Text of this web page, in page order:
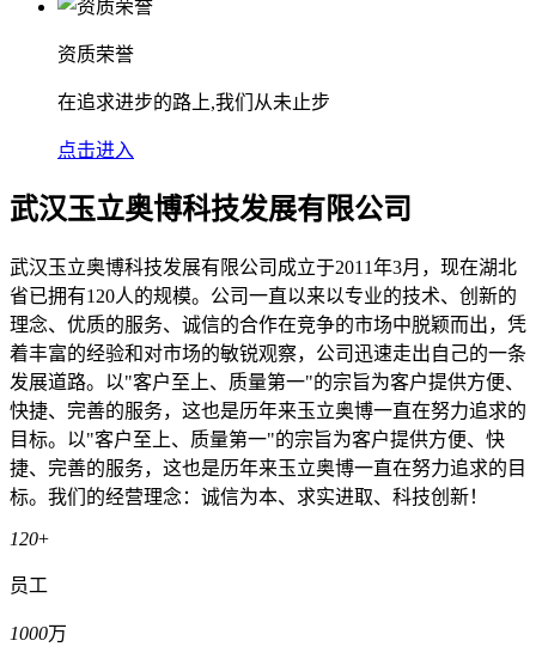
资质荣誉
在追求进步的路上,我们从未止步
点击进入
武汉玉立奥博科技发展有限公司
武汉玉立奥博科技发展有限公司成立于2011年3月，现在湖北
省已拥有120人的规模。公司一直以来以专业的技术、创新的
理念、优质的服务、诚信的合作在竞争的市场中脱颖而出，凭
着丰富的经验和对市场的敏锐观察，公司迅速走出自己的一条
发展道路。以"客户至上、质量第一"的宗旨为客户提供方便、
快捷、完善的服务，这也是历年来玉立奥博一直在努力追求的
目标。以"客户至上、质量第一"的宗旨为客户提供方便、快
捷、完善的服务，这也是历年来玉立奥博一直在努力追求的目
标。我们的经营理念：诚信为本、求实进取、科技创新！
120+
员工
1000万